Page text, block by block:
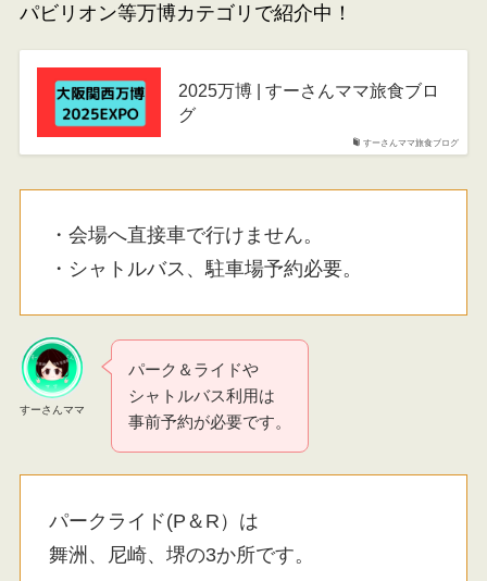
パビリオン等万博カテゴリで紹介中！
すーさんママ旅食ブログ
2025万博 | すーさんママ旅食ブロ
グ
・会場へ直接車で行けません。
・シャトルバス、駐車場予約必要。
すーさんママ
パーク＆ライドや
シャトルバス利用は
事前予約が必要です。
パークライド(P＆R）は
舞洲、尼崎、堺の3か所です。